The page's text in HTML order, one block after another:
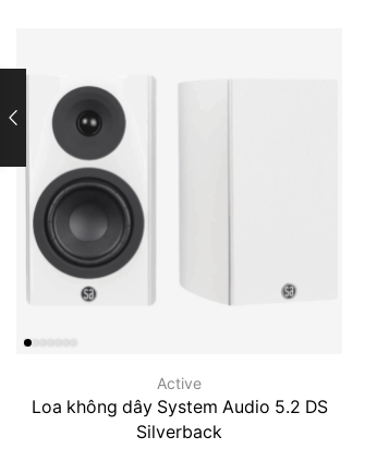
Active
Loa không dây System Audio 5.2 DS
Silverback